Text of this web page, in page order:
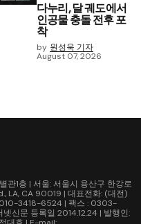
다누리, 달 궤도에서
인공물 충돌 전후 포
착
by 원성욱 기자
August 07, 2026
1층 | 서울: 서울시 용산구 한강로
LA, CA 90019 | 대표전화: (대전)
3418-6524 | 팩스 : 0303-
신문 등록일 2014.12.24 | 발행인: